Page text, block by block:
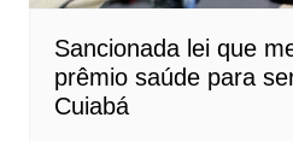
Sancionada lei que
prêmio saúde para
Cuiabá